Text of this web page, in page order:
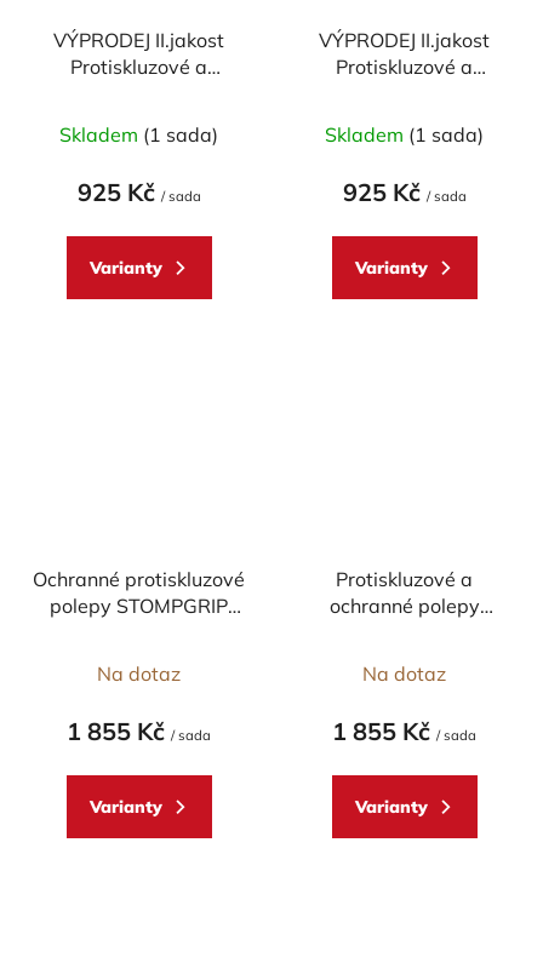
VÝPRODEJ II.jakost
Protiskluzové a
07-14 DUCATI
pár
Skladem (1 sada)
925 Kč / sada
Varianty
VÝPRODEJ II.jakost
Protiskluzové a
DUCATI
- pár
Skladem (1 sada)
925 Kč / sada
Varianty
Ochranné protiskluzové
polepy STOMPGRIP
2017-2021 profil
Na dotaz
1 855 Kč / sada
Varianty
Protiskluzové a
ochranné polepy
Monster 1200/821 -
Na dotaz
1 855 Kč / sada
Varianty